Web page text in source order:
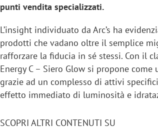
punti vendita specializzati.
L’insight individuato da Arc’s ha
prodotti che vadano oltre il semplice
rafforzare la fiducia in sé stessi. Con il
Energy C – Siero Glow si propone
grazie ad un complesso di attivi
effetto immediato di luminosità e
SCOPRI ALTRI CONTENUTI SU